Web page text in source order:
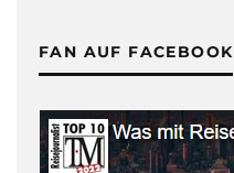
FAN AUF FACEBOOK